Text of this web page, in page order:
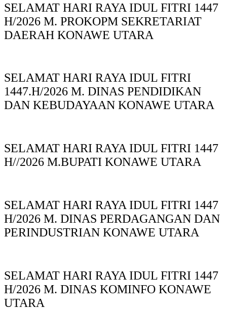
SELAMAT HARI RAYA IDUL FITRI 1447
H/2026 M. PROKOPM SEKRETARIAT
DAERAH KONAWE UTARA
SELAMAT HARI RAYA IDUL FITRI
1447.H/2026 M. DINAS PENDIDIKAN
DAN KEBUDAYAAN KONAWE UTARA
SELAMAT HARI RAYA IDUL FITRI 1447
H//2026 M.BUPATI KONAWE UTARA
SELAMAT HARI RAYA IDUL FITRI 1447
H/2026 M. DINAS PERDAGANGAN DAN
PERINDUSTRIAN KONAWE UTARA
SELAMAT HARI RAYA IDUL FITRI 1447
H/2026 M. DINAS KOMINFO KONAWE
UTARA